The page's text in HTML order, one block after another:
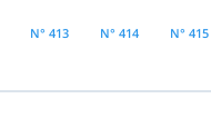
N° 413 N° 414 N° 415